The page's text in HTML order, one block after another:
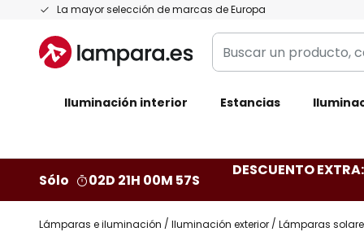
La mayor selección de marcas de Europa
Ir
contenido
Buscar
un
categoría,
Iluminación interior Estancias
Sólo 02D 21H 00M 56S
DESCUENTO
Lámparas e iluminación Iluminación exterior Lámparas